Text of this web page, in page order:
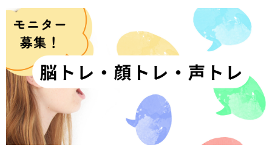
貧血改善